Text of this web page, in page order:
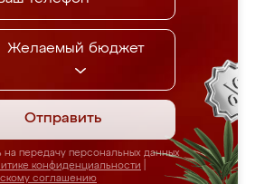
Желаемый бюджет
Отправить
передачу персональных данных
конфиденциальности
соглашению